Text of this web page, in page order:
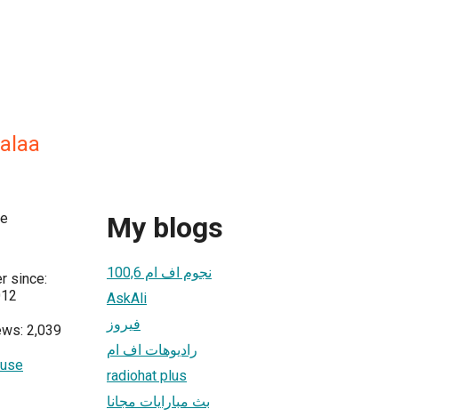
since:
2,039
My blogs
نجوم اف ام 100,6
AskAli
فيروز
راديوهات اف ام
radiohat plus
بث مبارايات مجانا